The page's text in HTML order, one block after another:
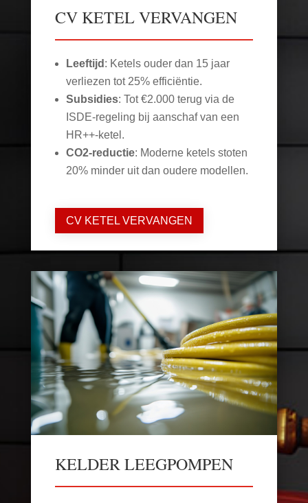
CV KETEL VERVANGEN
Leeftijd : Ketels ouder dan 15 jaar
verliezen tot 25% efficiëntie.
Subsidies: Tot €2.000 terug via de
ISDE-regeling bij aanschaf van een
HR++-ketel.
CO2-reductie: Moderne ketels stoten
20% minder uit dan oudere modellen.
CV KETEL VERVANGEN
KELDER LEEGPOMPEN